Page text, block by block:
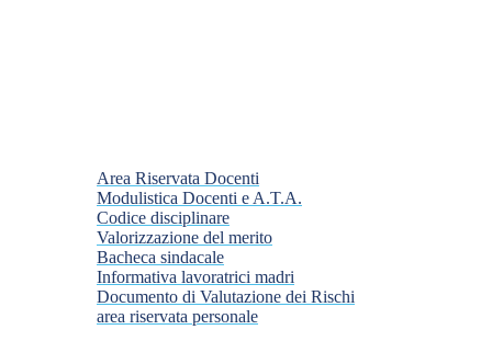
Area Riservata Docenti
Modulistica Docenti e A.T.A.
Codice disciplinare
Valorizzazione del merito
Bacheca sindacale
Informativa lavoratrici madri
Documento di Valutazione dei Rischi
area riservata personale